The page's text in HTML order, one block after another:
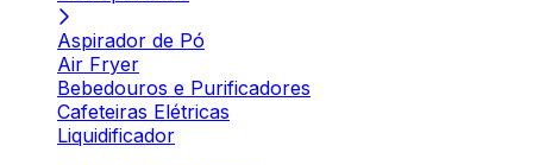
Aspirador de Pó
Air Fryer
Bebedouros e Purificadores
Cafeteiras Elétricas
Liquidificador